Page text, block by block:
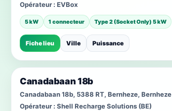
Opérateur : EVBox
5 kW 1 connecteur Type 2 (Socket Only) 5 kW
Fiche lieu Ville Puissance
Canadabaan 18b
Canadabaan 18b, 5388 RT, Bernheze, Bernheze
Opérateur : Shell Recharge Solutions (BE)